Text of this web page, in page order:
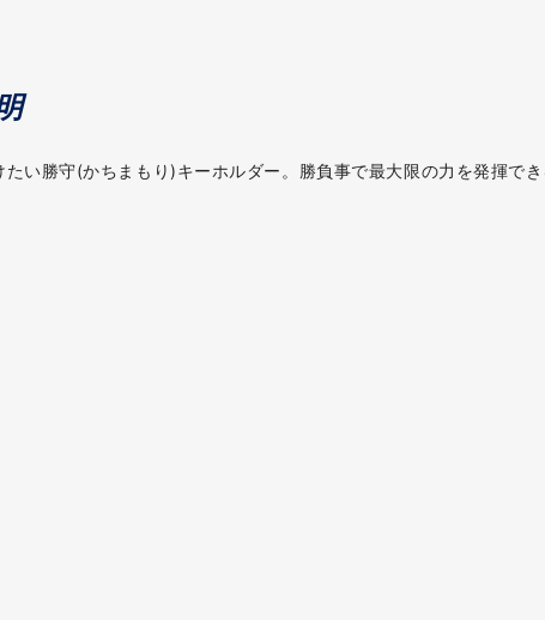
い勝守(かちまもり)キーホルダー。勝負事で最大限の力を発揮で